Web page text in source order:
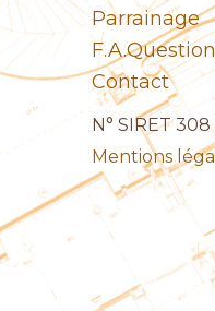
Parrainage
Contact
N° SIRET
Mentions